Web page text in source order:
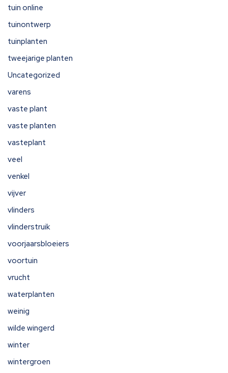
tuin online
tuinontwerp
tuinplanten
tweejarige planten
Uncategorized
varens
vaste plant
vaste planten
vasteplant
veel
venkel
vijver
vlinders
vlinderstruik
voorjaarsbloeiers
voortuin
vrucht
waterplanten
weinig
wilde wingerd
winter
wintergroen